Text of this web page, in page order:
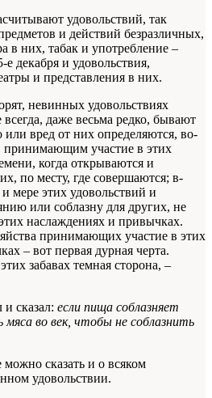
удовольствий, так
и действий безразличных,
в них, табак и употребление –
декабря и удовольствия,
и представления в них.
невинных удовольствиях
даже весьма редко, бывают
вред от них определяются, во-
принимающим участие в этих
когда открываются и
по месту, где совершаются; в-
мере этих удовольствий и
или соблазну для других, не
наслаждениях и привычках.
принимающих участие в этих
– вот первая дурная черта.
забавах темная сторона, –
сказал: если пища соблазняет
мяса во век, чтобы не соблазнить
сказать и о всяком
удовольствии.